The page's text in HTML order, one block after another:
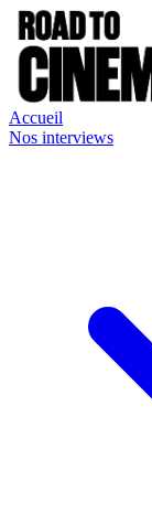
Accueil
Nos interviews